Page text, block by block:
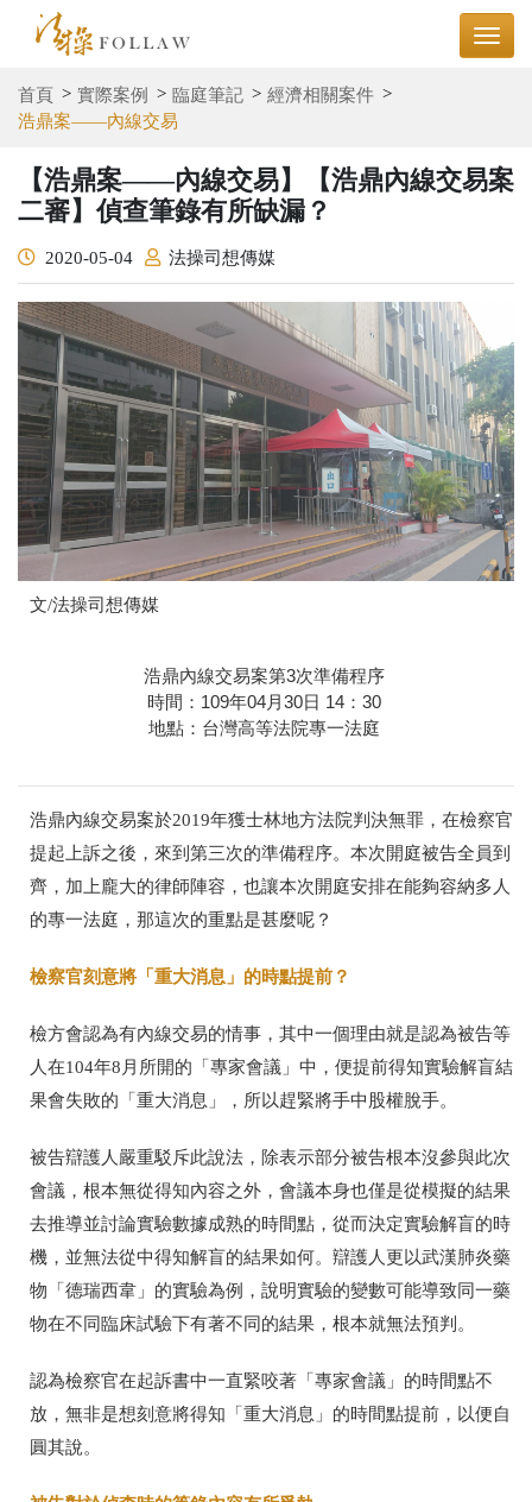
首頁 實際案例 臨庭筆記
經濟相關案件
浩鼎案——內線交易
【浩鼎案——內線交易】【浩鼎內線交易案
二審】偵查筆錄有所缺漏？
2020-05-04 法操司想傳媒
文/法操司想傳媒
浩鼎內線交易案第3次準備程序
時間：109年04月30日 14：30
地點：台灣高等法院專一法庭
浩鼎內線交易案於2019年獲士林地方法院判決無罪，在檢察官
提起上訴之後，來到第三次的準備程序。本次開庭被告全員到
齊，加上龐大的律師陣容，也讓本次開庭安排在能夠容納多人
的專一法庭，那這次的重點是甚麼呢？
檢察官刻意將「重大消息」的時點提前？
檢方會認為有內線交易的情事，其中一個理由就是認為被告等
人在104年8 月所開的「專家會議」中，便提前得知實驗解盲結
果會失敗的「重大消息」，所以趕緊將手中股權脫手。
被告辯護人嚴重駁斥此說法，除表示部分被告根本沒參與此次
會議，根本無從得知內容之外，會議本身也僅是從模擬的結果
去推導並討論實驗數據成熟的時間點，從而決定實驗解盲的時
機，並無法從中得知解盲的結果如何。辯護人更以武漢肺炎藥
物「德瑞西韋」的實驗為例，說明實驗的變數可能導致同一藥
物在不同臨床試驗下有著不同的結果，根本就無法預判。
認為檢察官在起訴書中一直緊咬著「專家會議」的時間點不
放，無非是想刻意將得知「重大消息」的時間點提前，以便自
圓其說。